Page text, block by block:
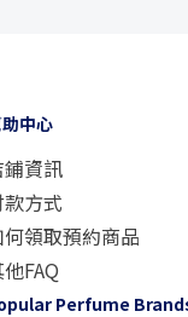
中心
資訊
款方式
領取預約商品
FAQ
Perfume